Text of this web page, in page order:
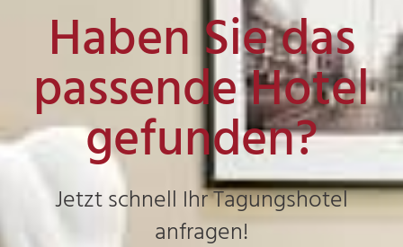
Haben Sie das
passende Hotel
gefunden?
Jetzt schnell Ihr Tagungshotel
anfragen!